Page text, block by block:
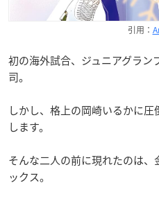
引用：
初の海外試合、ジュニアグラン
司。
しかし、格上の岡崎いるかに
します。
そんな二人の前に現れたのは
ックス。